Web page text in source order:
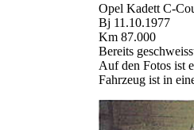
Opel Kadett C-
Bj 11.10.1977
Km 87.000
Bereits
Auf den Fotos ist
Fahrzeug ist in